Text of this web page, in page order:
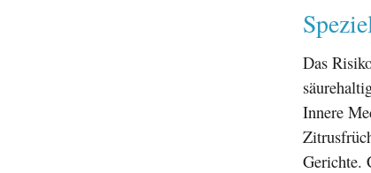
Das
Innere
Gerichte.